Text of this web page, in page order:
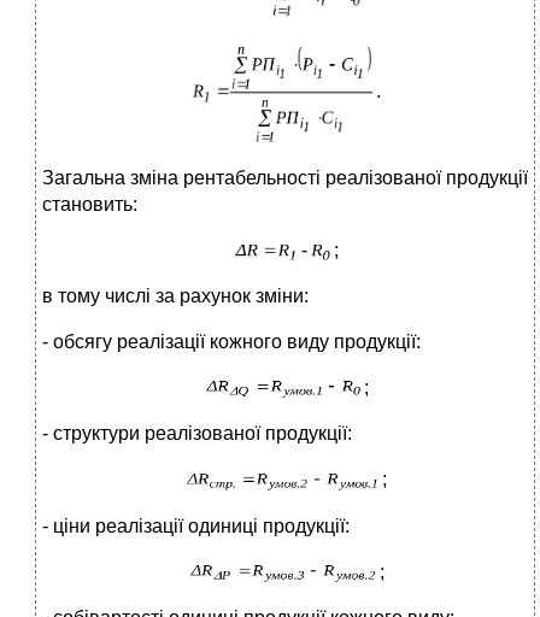
.
Загальна зміна рентабельності реалізованої продукції
становить:
;
в тому числі за рахунок зміни:
- обсягу реалізації кожного виду продукції:
;
- структури реалізованої продукції:
;
- ціни реалізації одиниці продукції:
;